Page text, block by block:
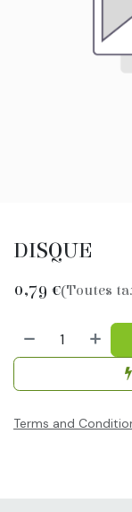
DISQUE
0,79 €(Toutes
Terms and